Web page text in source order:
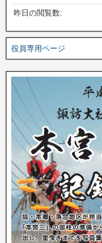
昨日の閲覧数:
役員専用ページ